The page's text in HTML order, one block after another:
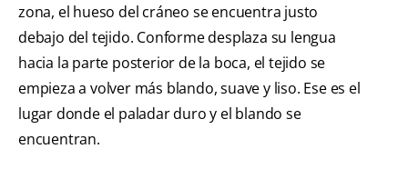
zona, el hueso del cráneo se encuentra justo
debajo del tejido. Conforme desplaza su lengua
hacia la parte posterior de la boca, el tejido se
empieza a volver más blando, suave y liso. Ese es el
lugar donde el paladar duro y el blando se
encuentran.